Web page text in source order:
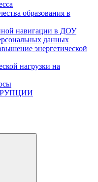
образования в
навигации в ДОУ
данных
энергетической
нагрузки на